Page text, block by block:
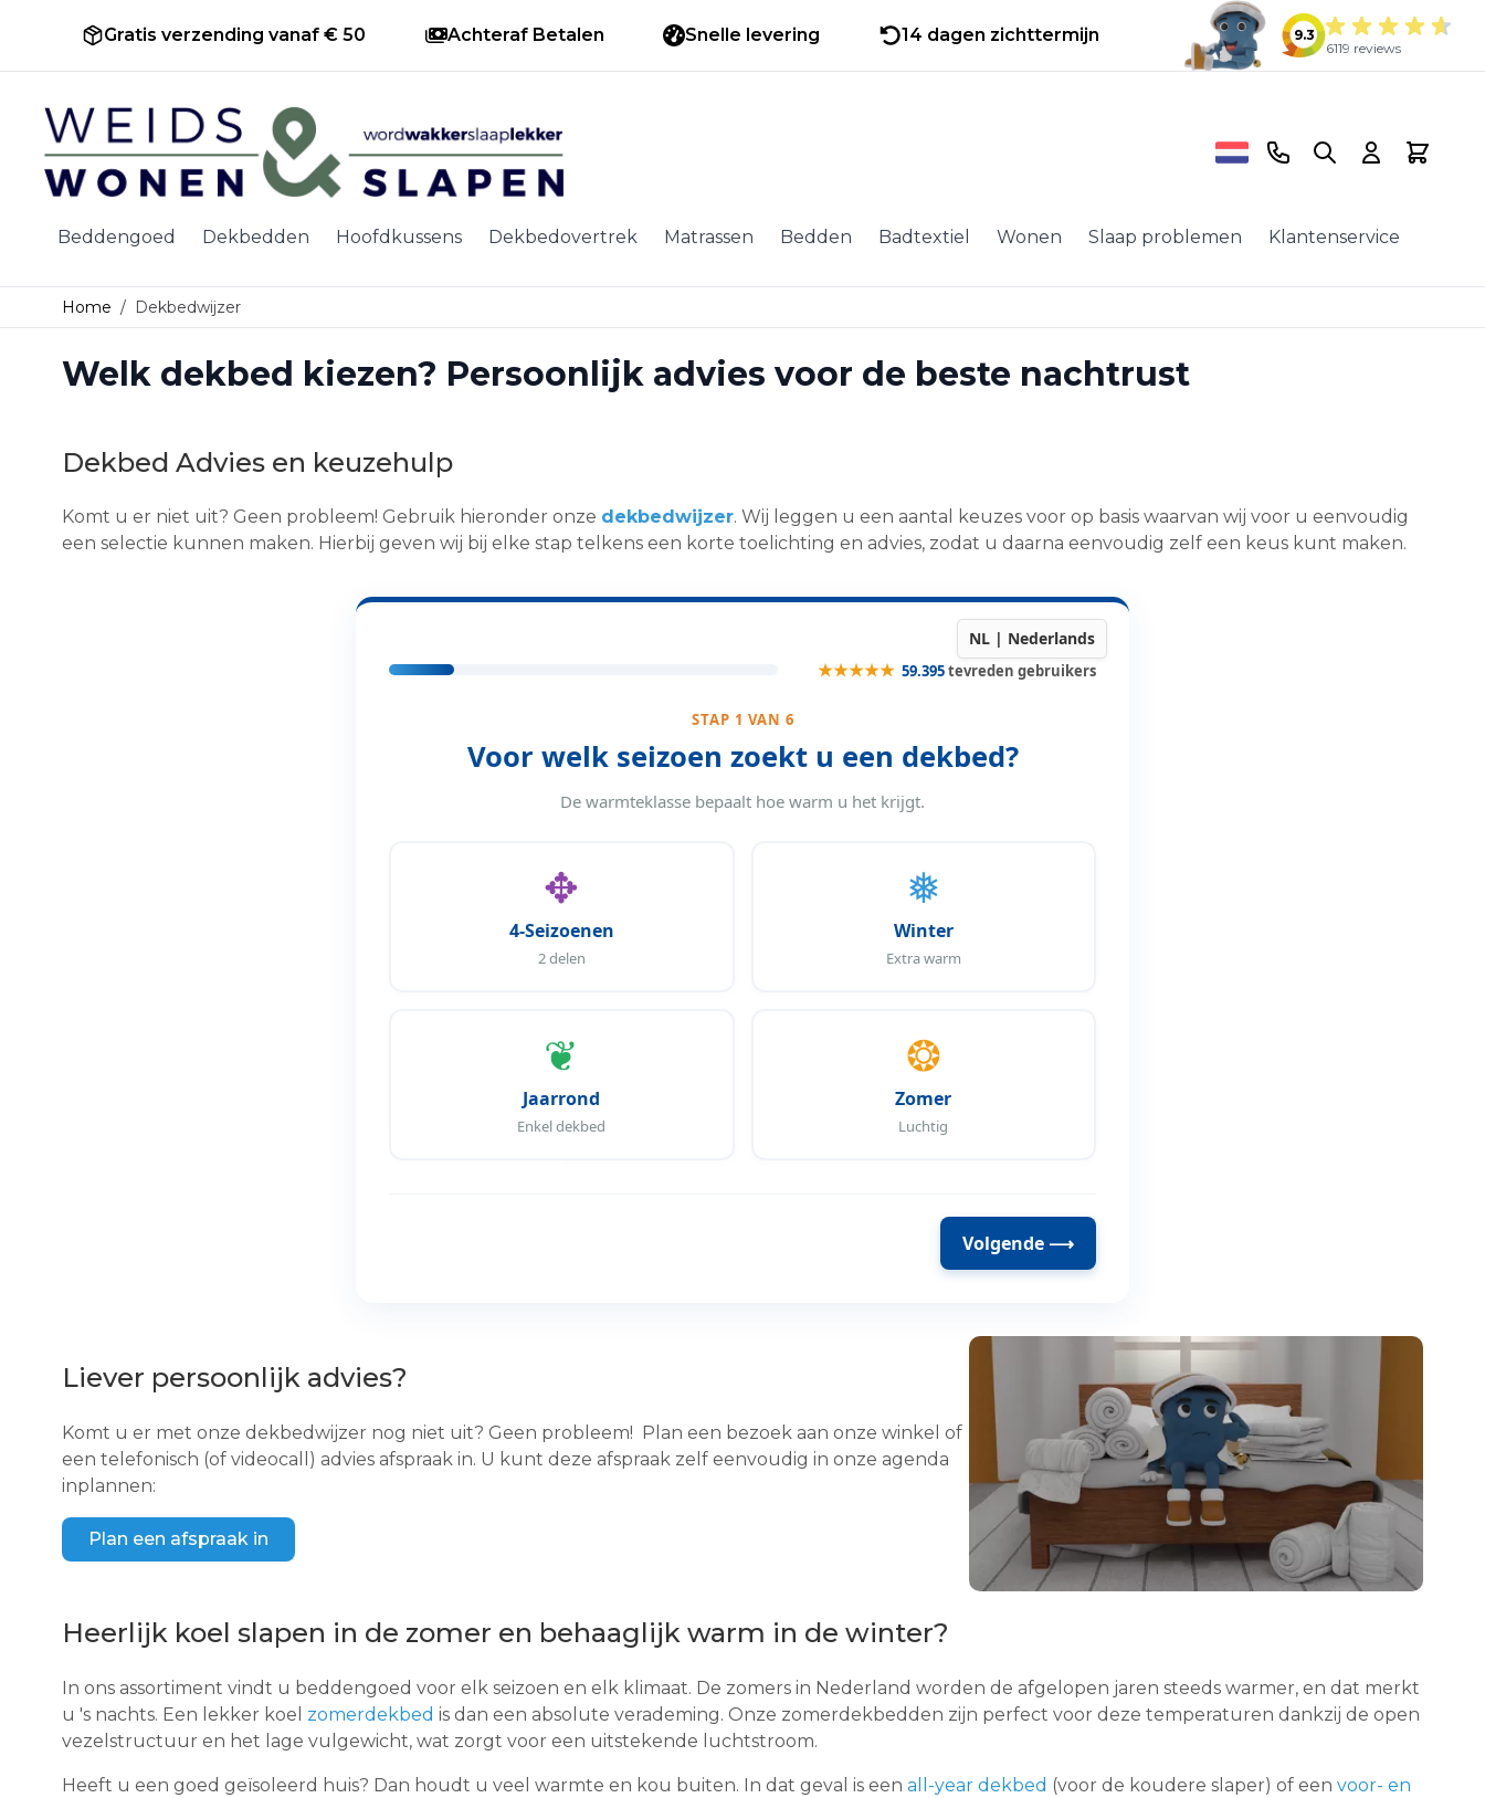
Gratis verzending vanaf € 50 Achteraf Betalen Snelle levering 14 dagen zichttermijn
9.3
6119 reviews
Ga naar de inhoud
Beddengoed Dekbedden Hoofdkussens Dekbedovertrek Matrassen Bedden Badtextiel Wonen Slaap problemen Klantenservice
Telefoonnummer
Search Cart
Home / Dekbedwijzer
Welk dekbed kiezen? Persoonlijk advies voor de beste nachtrust
Dekbed Advies en keuzehulp
Komt u er niet uit? Geen probleem! Gebruik hieronder onze dekbedwijzer. Wij leggen u een aantal keuzes voor op basis waarvan wij voor u eenvoudig
een selectie kunnen maken. Hierbij geven wij bij elke stap telkens een korte toelichting en advies, zodat u daarna eenvoudig zelf een keus kunt maken.
Alle Dekbed Maten
Dekbed 200x200
Alle Dekbed Vullingen
Wollen Dekbedden
Merino Wollen Dekbedden
Bamboe Dekbedden
Kasjmier Dekbedden
Zijden Dekbedden
Dekbed Keuzehulp: Vind het beste dekbed voor uw slaapcomfort
★★★★★ 59.395tevreden gebruikers
STAP 1 VAN 6
Voor welk seizoen zoekt u een dekbed?
De warmteklasse bepaalt hoe warm u het krijgt.
✥
4-Seizoenen
2 delen
❅
Winter
Extra warm
❦
Jaarrond
Enkel dekbed
❂
Zomer
Luchtig
Volgende ⟶
Liever persoonlijk advies?
Komt u er met onze dekbedwijzer nog niet uit? Geen probleem! Plan een bezoek aan onze winkel of
een telefonisch (of videocall) advies afspraak in. U kunt deze afspraak zelf eenvoudig in onze agenda
inplannen:
Plan een afspraak in
Heerlijk koel slapen in de zomer en behaaglijk warm in de winter?
In ons assortiment vindt u beddengoed voor elk seizoen en elk klimaat. De zomers in Nederland worden de afgelopen jaren steeds warmer, en dat merkt
u 's nachts. Een lekker koel zomerdekbed is dan een absolute verademing. Onze zomerdekbedden zijn perfect voor deze temperaturen dankzij de open
vezelstructuur en het lage vulgewicht, wat zorgt voor een uitstekende luchtstroom.
Heeft u een goed geïsoleerd huis? Dan houdt u veel warmte en kou buiten. In dat geval is een all-year dekbed (voor de koudere slaper) of een voor- en